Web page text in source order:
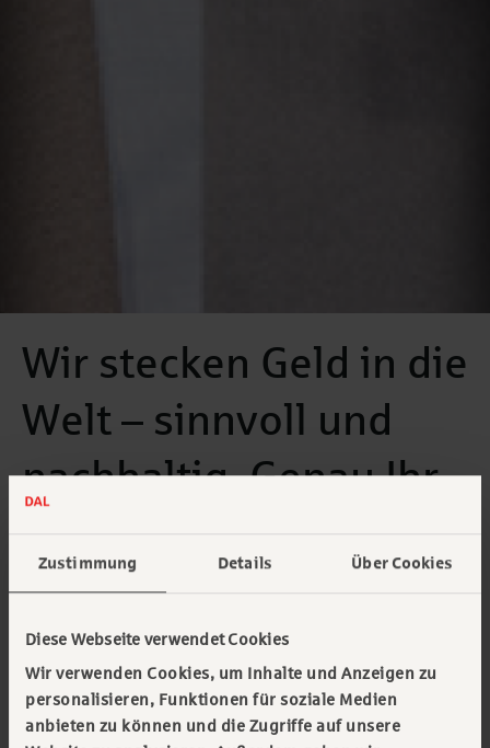
Zustimmung Details Über Cookies
Diese Webseite verwendet Cookies
Wir verwenden Cookies, um Inhalte und Anzeigen zu
personalisieren, Funktionen für soziale Medien
anbieten zu können und die Zugriffe auf unsere
Wir stecken Geld in die
Welt – sinnvoll und
nachhaltig. Genau Ihr
Ding?
Und Maßschneiderei finden Sie auch
spannend? Dann sind unsere individuell
angepassten, assetbasierten Projekt- und
Corporate-Finanzierungen etwa für grüne
Mobilität oder saubere Energie doch